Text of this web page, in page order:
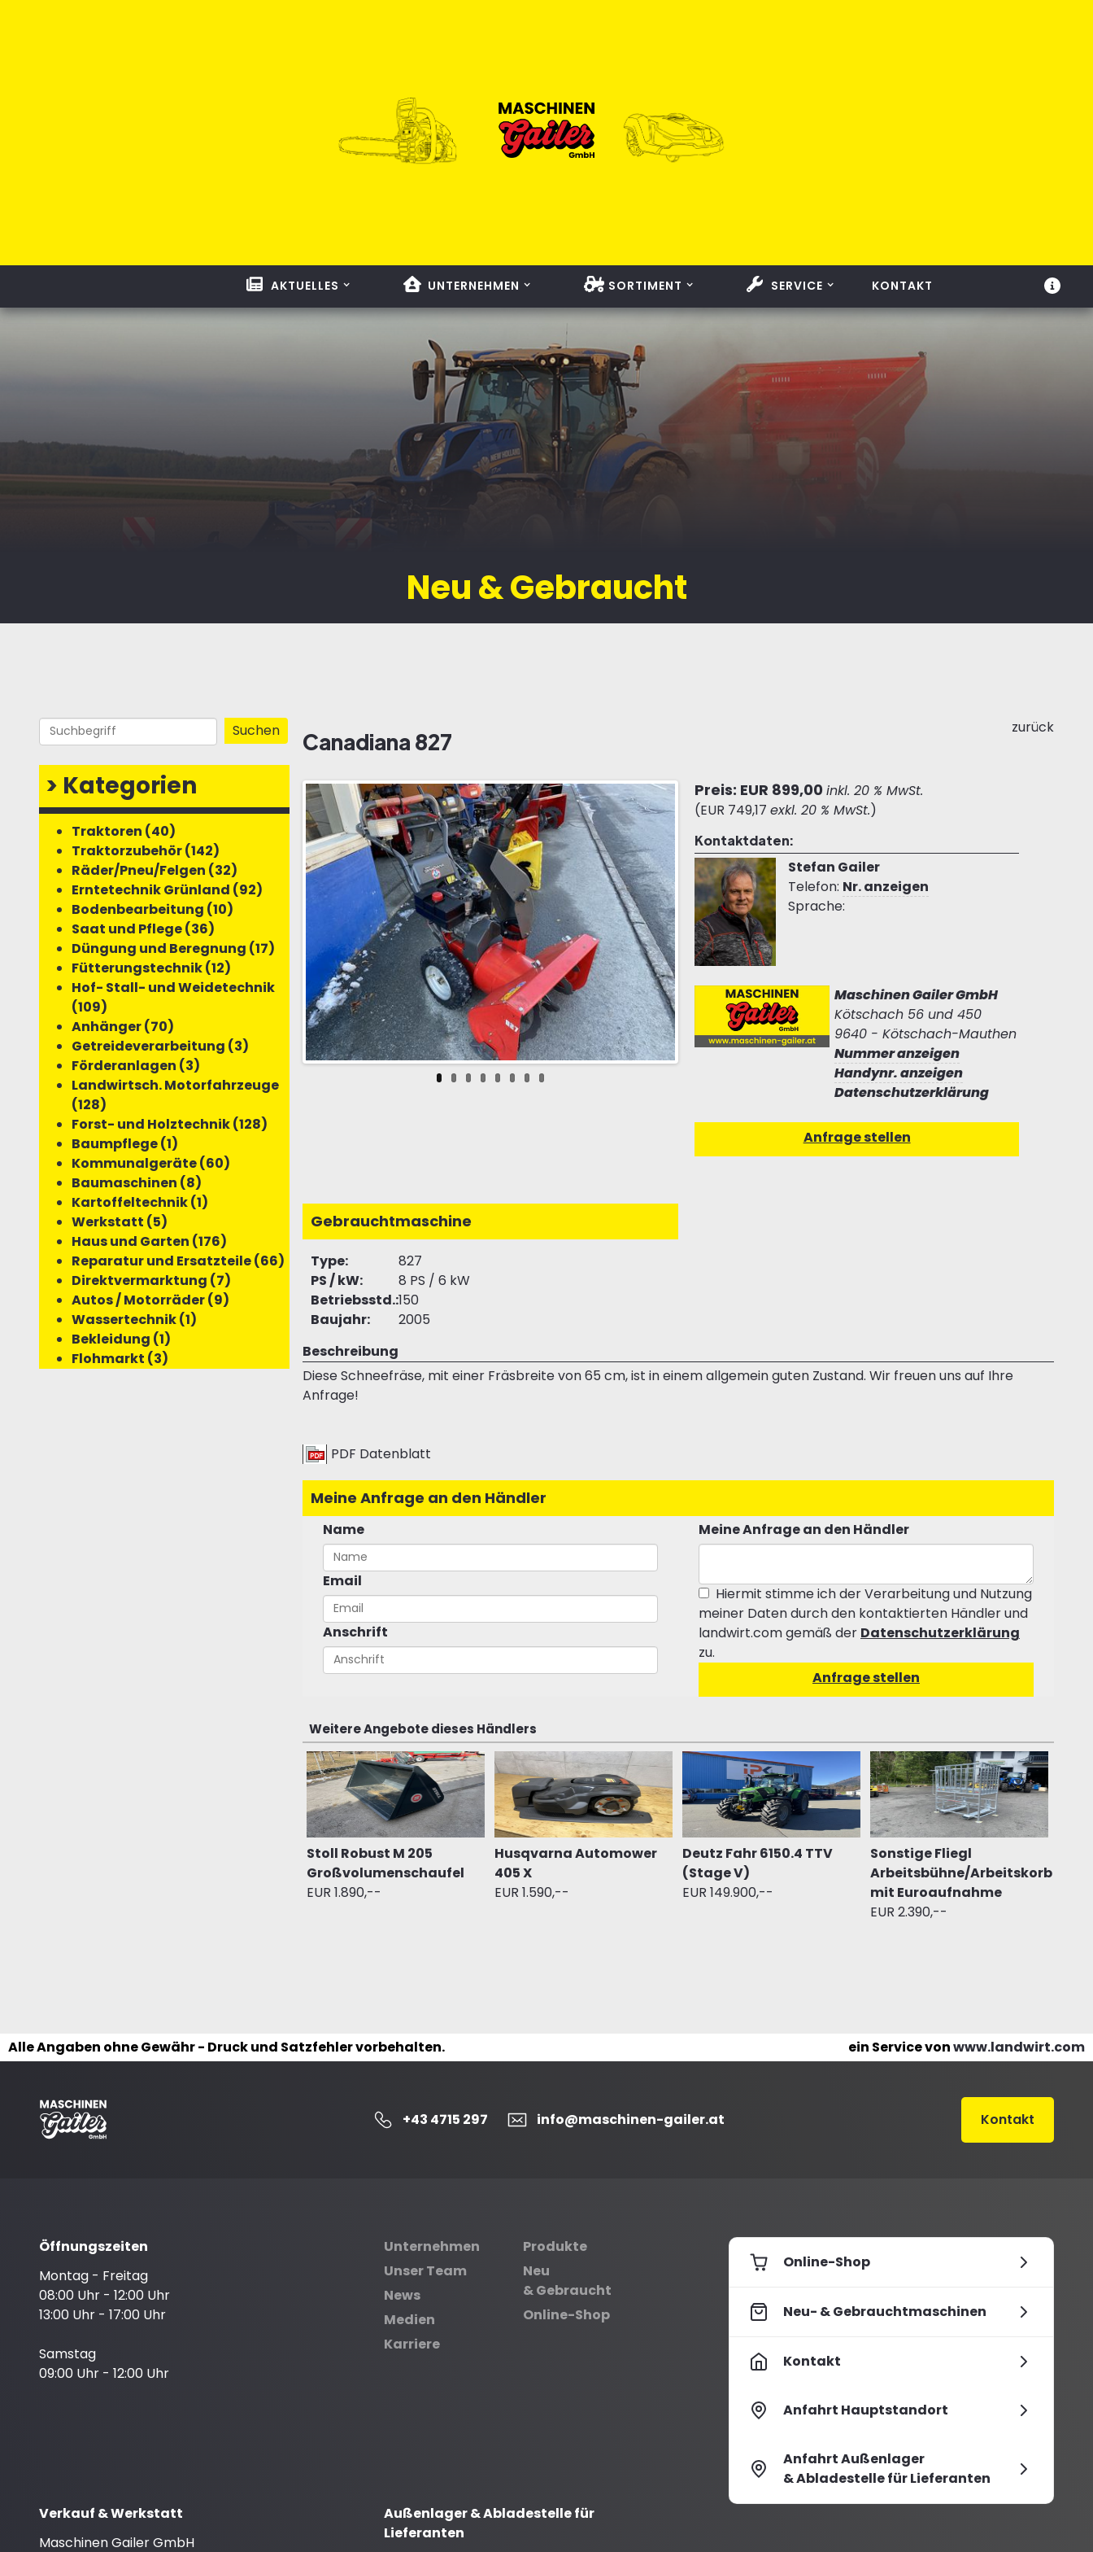
AKTUELLES UNTERNEHMEN SORTIMENT SERVICE KONTAKT
Neu & Gebraucht
> Kategorien
Traktoren (40)
Traktorzubehör (142)
Räder/Pneu/Felgen (32)
Erntetechnik Grünland (92)
Bodenbearbeitung (10)
Saat und Pflege (36)
Düngung und Beregnung (17)
Fütterungstechnik (12)
Hof- Stall- und Weidetechnik
(109)
Anhänger (70)
Getreideverarbeitung (3)
Förderanlagen (3)
Landwirtsch. Motorfahrzeuge
(128)
Forst- und Holztechnik (128)
Baumpflege (1)
Kommunalgeräte (60)
Baumaschinen (8)
Kartoffeltechnik (1)
Werkstatt (5)
Haus und Garten (176)
Reparatur und Ersatzteile (66)
Direktvermarktung (7)
Autos / Motorräder (9)
Wassertechnik (1)
Bekleidung (1)
Flohmarkt (3)
Canadiana 827
zurück
Preis: EUR 899,00 inkl. 20 % MwSt.
(EUR 749,17 exkl. 20 % MwSt.)
Kontaktdaten:
Stefan Gailer
Telefon: Nr. anzeigen
Sprache:
Maschinen Gailer GmbH
Kötschach 56 und 450
9640 - Kötschach-Mauthen
Nummer anzeigen
Handynr. anzeigen
Datenschutzerklärung
Gebrauchtmaschine
Type:
827
PS / kW:
8 PS / 6 kW
Betriebsstd.:150
Baujahr:
2005
Beschreibung
Diese Schneefräse, mit einer Fräsbreite von 65 cm, ist in einem allgemein guten Zustand. Wir freuen uns auf Ihre
Anfrage!
PDF Datenblatt
Meine Anfrage an den Händler
Name
Email
Anschrift
Meine Anfrage an den Händler
Hiermit stimme ich der Verarbeitung und Nutzung
meiner Daten durch den kontaktierten Händler und
landwirt.com gemäß der Datenschutzerklärung
zu.
Weitere Angebote dieses Händlers
Stoll Robust M 205
Großvolumenschaufel
EUR 1.890,--
Husqvarna Automower
405 X
EUR 1.590,--
Deutz Fahr 6150.4 TTV
(Stage V)
EUR 149.900,--
Sonstige Fliegl
Arbeitsbühne/Arbeitskorb
mit Euroaufnahme
EUR 2.390,--
Alle Angaben ohne Gewähr - Druck und Satzfehler vorbehalten. ein Service vonwww.landwirt.com
+43 4715 297 info@maschinen-gailer.at Kontakt
Öffnungszeiten
Montag - Freitag
08:00 Uhr - 12:00 Uhr
13:00 Uhr - 17:00 Uhr
Samstag
09:00 Uhr - 12:00 Uhr
Unternehmen
Unser Team
News
Medien
Karriere
Produkte
Neu
& Gebraucht
Online-Shop
Online-Shop
Neu- & Gebrauchtmaschinen
Kontakt
Anfahrt Hauptstandort
Anfahrt Außenlager
& Abladestelle für Lieferanten
Verkauf & Werkstatt
Maschinen Gailer GmbH
Außenlager & Abladestelle für
Lieferanten